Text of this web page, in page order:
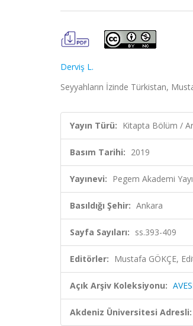
Derviş L.
Seyyahların İzinde Türkistan,
Yayın Türü: Kitapta Bölüm /
Basım Tarihi: 2019
Yayınevi: Pegem Akademi
Basıldığı Şehir: Ankara
Sayfa Sayıları: ss.393-409
Editörler: Mustafa GÖKÇE,
Açık Arşiv Koleksiyonu:
Akdeniz Üniversitesi Adresli: